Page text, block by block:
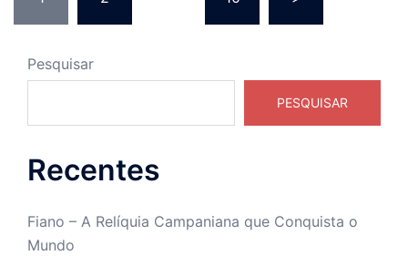
posts
Pesquisar
PESQUISAR
Recentes
Fiano – A Relíquia Campaniana que Conquista o
Mundo